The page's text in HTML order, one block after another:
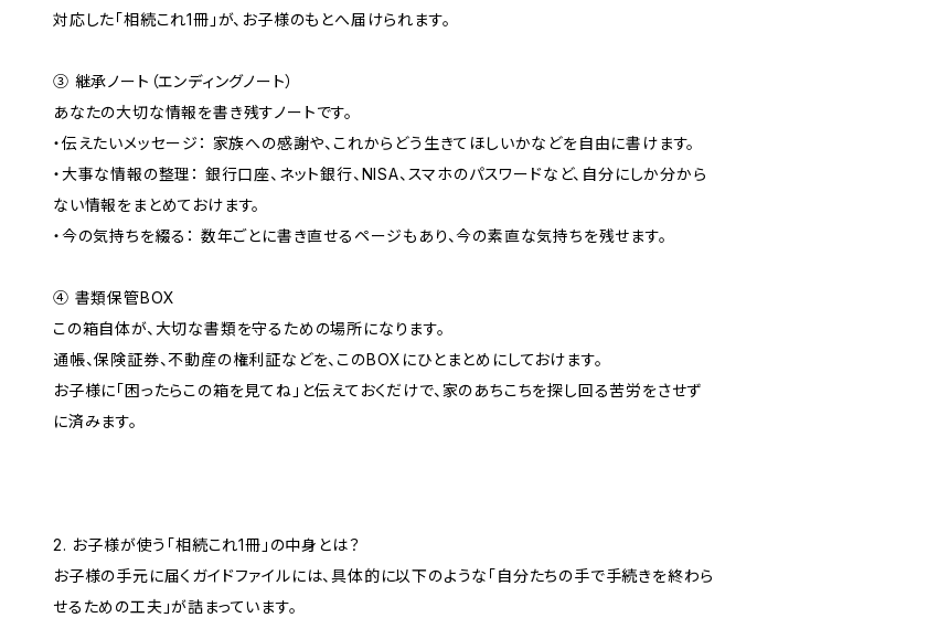
対応した「相続これ1冊」が、お子様のもとへ届けられます。
③ 継承ノート（エンディングノート）
あなたの大切な情報を書き残すノートです。
・伝えたいメッセージ： 家族への感謝や、これからどう生きてほしいかなどを自由に書けます。
・大事な情報の整理： 銀行口座、ネット銀行、NISA、スマホのパスワードなど、自分にしか分から
ない情報をまとめておけます。
・今の気持ちを綴る： 数年ごとに書き直せるページもあり、今の素直な気持ちを残せます。
④ 書類保管BOX
この箱自体が、大切な書類を守るための場所になります。
通帳、保険証券、不動産の権利証などを、このBOXにひとまとめにしておけます。
お子様に「困ったらこの箱を見てね」と伝えておくだけで、家のあちこちを探し回る苦労をさせず
に済みます。
2. お子様が使う「相続これ1冊」の中身とは？
お子様の手元に届くガイドファイルには、具体的に以下のような「自分たちの手で手続きを終わら
せるための工夫」が詰まっています。